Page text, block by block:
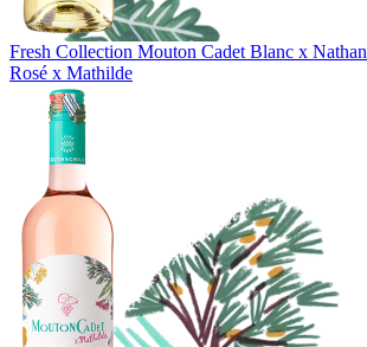
Fresh Collection Mouton Cadet Blanc x Nathan
Rosé x Mathilde